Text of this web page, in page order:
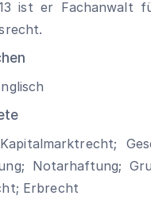
ist er Fachanwalt
Notarhaftung;
Erbrecht